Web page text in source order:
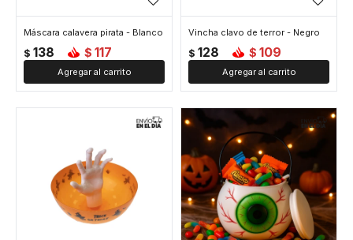
Máscara calavera pirata - Blanco
$ 138 $ 117
Vincha clavo de terror - Negro
$ 128 $ 109